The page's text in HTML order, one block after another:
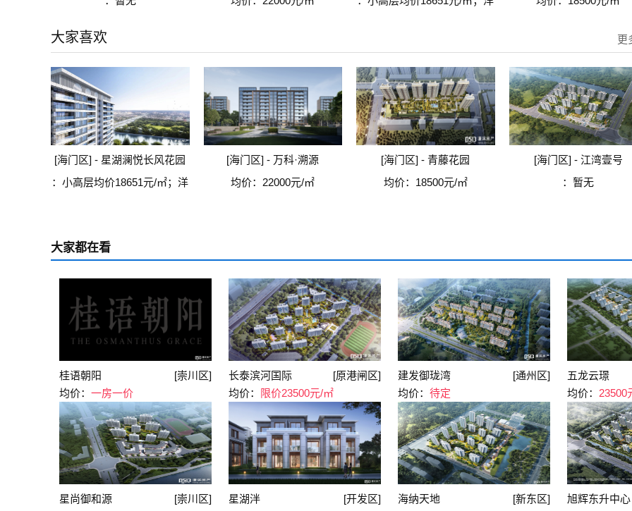
大家喜欢 更
[海门区] - 星湖澜悦长风花园
：小高层均价18651元/㎡；洋
[海门区] - 万科·溯源
均价： 22000元/㎡
[海门区] - 青藤花园
均价： 18500元/㎡
[海门区] - 江湾壹号
：暂无
大家都在看
[崇川区]
桂语朝阳
均价： 一房一价
[原港闸区]
长泰滨河国际
均价：
限价23500元/㎡
[通州区]
建发御珑湾
均价： 待定
五龙云璟
均价： 23500
[崇川区]
星尚御和源
[开发区]
星湖泮
[新东区]
海纳天地
旭辉东升中心